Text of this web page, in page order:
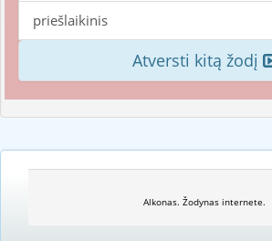
priešlaikinis
Atversti kitą žodį
Alkonas. Žodynas internete.